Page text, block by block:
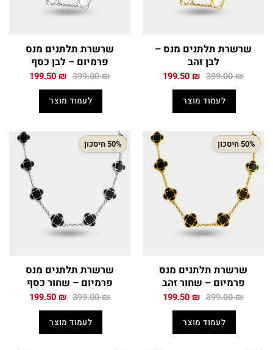
שרשרת תלתנים מנס –
לבן זהב
399.00₪ המחיר
399.00 ₪.
199.50 ₪ המחיר
לעמוד מוצר
שרשרת תלתנים מנס
פרמיום – לבן כסף
399.00₪ המחיר
399.00 ₪.
199.50 ₪ המחיר
לעמוד מוצר
50% חיסכון
שרשרת תלתנים מנס
פרמיום – שחור זהב
399.00₪ המחיר
399.00 ₪.
199.50 ₪ המחיר
לעמוד מוצר
50% חיסכון
שרשרת תלתנים מנס
פרמיום – שחור כסף
399.00₪ המחיר
399.00 ₪.
199.50 ₪ המחיר
לעמוד מוצר